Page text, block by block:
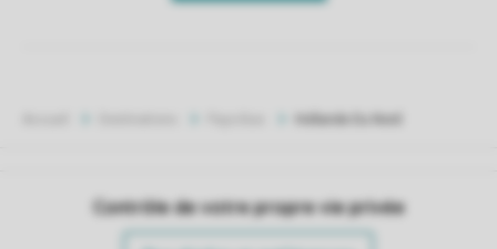
Contrôle de votre propre vie privée